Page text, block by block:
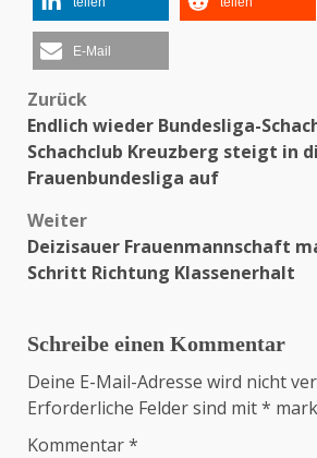
E-Mail
Beitragsnavigation
Zurück
Endlich wieder Bundesliga-
Schachclub Kreuzberg steigt in
Frauenbundesliga auf
Weiter
Deizisauer Frauenmannschaft
Schritt Richtung Klassenerhalt
Schreibe einen Kommentar
Deine E-Mail-Adresse wird nicht
Erforderliche Felder sind mit*
Kommentar*